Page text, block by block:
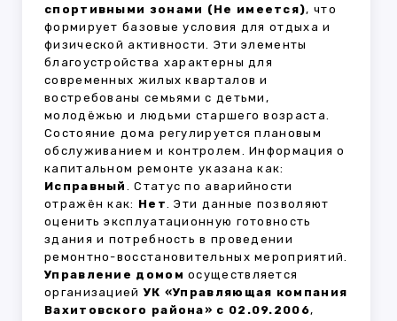
спортивными зонами (Не имеется), что
формирует базовые условия для отдыха и
физической активности. Эти элементы
благоустройства характерны для
современных жилых кварталов и
востребованы семьями с детьми,
молодёжью и людьми старшего возраста.
Состояние дома регулируется плановым
обслуживанием и контролем. Информация о
капитальном ремонте указана как:
Исправный . Статус по аварийности
отражён как: Нет. Эти данные позволяют
оценить эксплуатационную готовность
здания и потребность в проведении
ремонтно-восстановительных мероприятий.
Управление домом осуществляется
организациейУК «Управляющая компания
Вахитовского района» с 02.09.2006,